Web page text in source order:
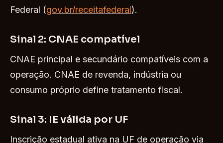
Federal (gov.br/receitafederal).
Sinal 2: CNAE compatível
CNAE principal e secundário compatíveis com a
operação. CNAE de revenda, indústria ou
consumo próprio define tratamento fiscal.
Sinal 3: IE válida por UF
Inscrição estadual ativa na UF de operação via